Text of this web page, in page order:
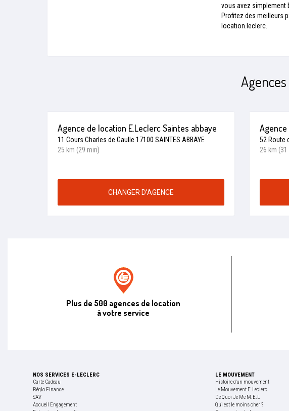
vous avez simplement
Profitez des meilleurs
location.leclerc.
Agence de location E.Leclerc Saintes abbaye
11 Cours Charles de Gaulle 17100 SAINTES ABBAYE
25 km (29 min)
CHANGER D’AGENCE
52 Route
26 km (31
Plus de 500 agences de location
à votre service
NOS SERVICES E-LECLERC
Carte Cadeau
Réglo Finance
SAV
Accueil Engagement
LE MOUVEMENT
Histoire d'un mouvement
Le Mouvement E.Leclerc
De Quoi Je Me M.E.L
Qui est le moins cher ?